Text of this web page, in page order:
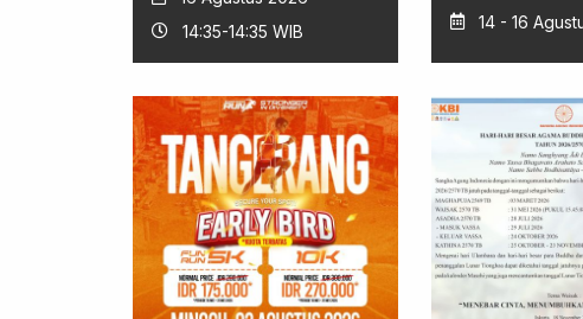
14:35-14:35 WIB
14 - 16